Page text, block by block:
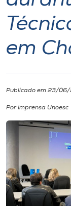
Unoesc
I.nova
Diplomados
Cultura
CPA
em
Publicado em 23/
Por Imprensa Unoesc